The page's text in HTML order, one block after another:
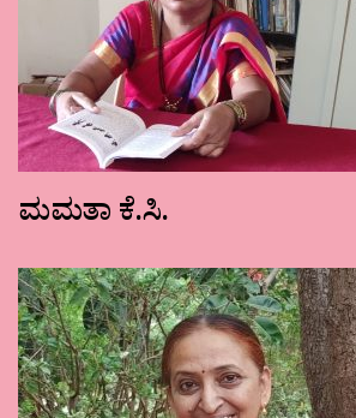
ಮಮತಾ ಕೆ.ಸಿ.